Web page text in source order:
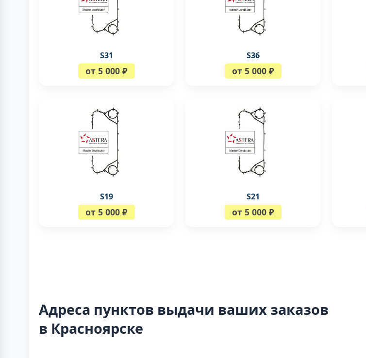
S31
от 5 000 ₽
S36
от 5 000 ₽
S19
от 5 000 ₽
S21
от 5 000 ₽
Адреса пунктов выдачи ваших заказов
в Красноярске